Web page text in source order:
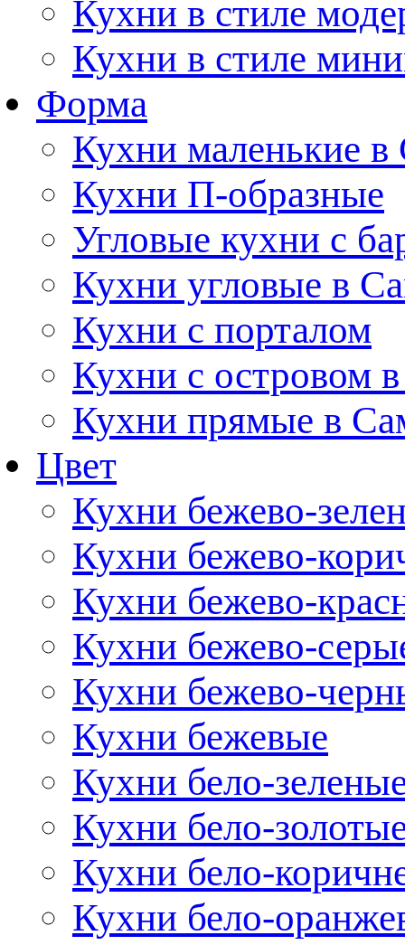
Кухни в стиле
Кухни в стиле
Форма
Кухни маленькие в
Кухни П-образные
Угловые кухни с
Кухни угловые в
Кухни с порталом
Кухни с островом
Кухни прямые в
Цвет
Кухни бежево-
Кухни бежево-
Кухни бежево-
Кухни бежево-
Кухни бежево-
Кухни бежевые
Кухни бело-
Кухни бело-
Кухни бело-
Кухни бело-